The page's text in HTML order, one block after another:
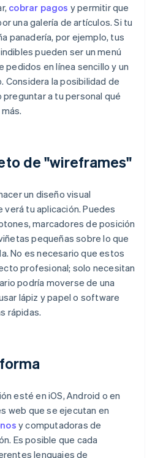
cobrar pagos y permitir que
una galería de artículos. Si tu
panadería, por ejemplo, tus
pueden ser un menú
pedidos en línea sencillo y un
Considera la posibilidad de
a tu personal qué
de "wireframes"
un diseño visual
tu aplicación. Puedes
marcadores de posición
pequeñas sobre lo que
No es necesario que estos
profesional; solo necesitan
podría moverse de una
lápiz y papel o software
rápidas.
esté en iOS, Android o en
web que se ejecutan en
y computadoras de
Es posible que cada
lenguajes de